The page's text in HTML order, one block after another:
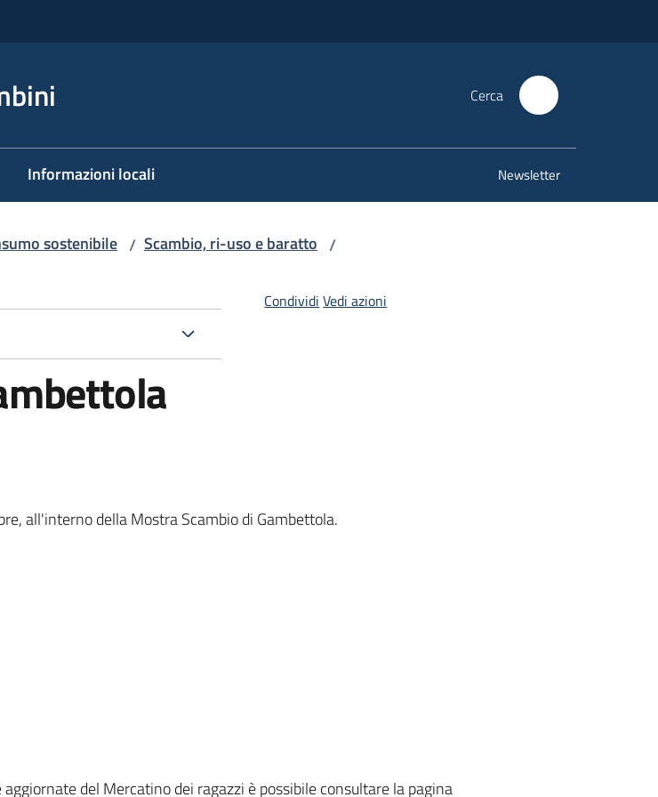
Cerca
Informazioni locali Newsletter
sostenibile / Scambio, ri-uso e baratto /
Condividi Vedi azioni
all'interno della Mostra Scambio di Gambettola.
del Mercatino dei ragazzi è possibile consultare la pagina